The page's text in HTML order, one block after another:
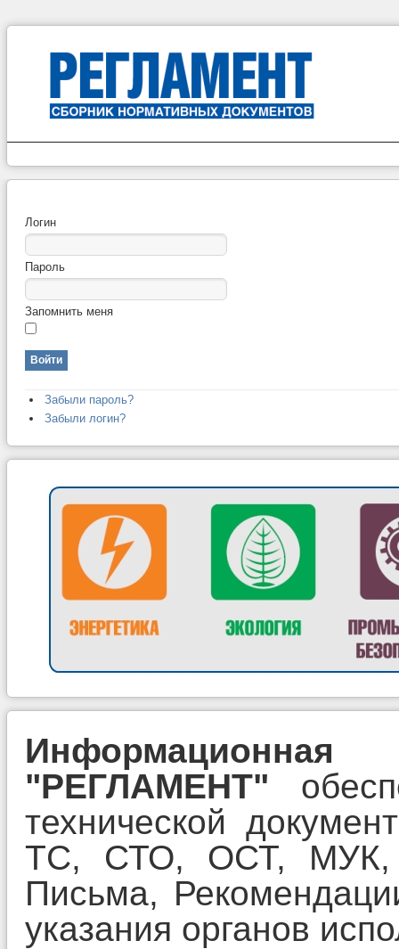
Логин
Пароль
Запомнить меня
Войти
Забыли пароль?
Забыли логин?
"РЕГЛАМЕНТ"
технической
ТС, СТО, ОСТ, МУК,
Письма,
указания органов